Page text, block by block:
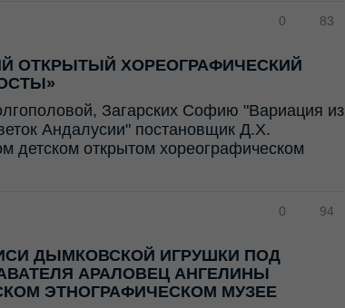
83
0
ОТКРЫТЫЙ ХОРЕОГРАФИЧЕСКИЙ
Загарских Софию "Вариация из
Андалусии" постановщик Д.Х.
детском открытом хореографическом
94
0
ДЫМКОВСКОЙ ИГРУШКИ ПОД
АРАЛОВЕЦ АНГЕЛИНЫ
ЭТНОГРАФИЧЕСКОМ МУЗЕЕ